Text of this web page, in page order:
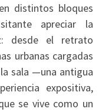
distintos bloques
apreciar la
desde el retrato
urbanas cargadas
sala —una antigua
expositiva,
se vive como un